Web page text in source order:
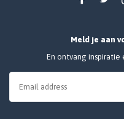
Meld je aan
En ontvang